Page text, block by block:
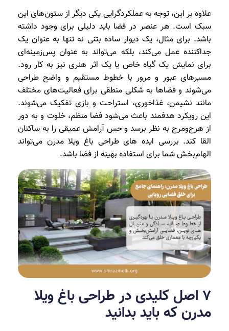
علاوه بر این، توجه به عملکردگرایی یکی دیگر از ستون‌های این
سبک است. هر عنصر در فضا باید دلیلی برای وجود داشته
باشد. برای مثال، یک دیوار ساده بتنی نه تنها به عنوان یک
جداکننده عمل می‌کند، بلکه می‌تواند به عنوان پس‌زمینه‌ای
برای نمایش یک گیاه خاص یا یک اثر هنری نیز به کار رود.
مسیرهای عبور و مرور با خطوط مستقیم و واضح طراحی
می‌شوند و فضاها به شکلی منطقی برای فعالیت‌های مختلف
مانند نشیمن، غذاخوری، استراحت و بازی تفکیک می‌شوند.
این رویکرد هدفمند باعث می‌شود فضا منظم، خلوت و به دور
از هرج‌ومرج به نظر برسد و حس آرامش عمیقی را به ساکنان
القا کند. بررسی ایده های طراحی باغ ویلا مدرن می‌تواند
الهام‌بخش شما برای استفاده بهینه از فضا باشد.
7 اصل کلیدی در طراحی باغ ویلا
مدرن که باید بدانید